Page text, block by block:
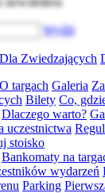
Wyślij
Dla Zwiedzających
O targach Galeria
Bilety Co,
Dlaczego warto?
uczestnictwa
stoisko
Bankomaty na
wydarzeń
Parking